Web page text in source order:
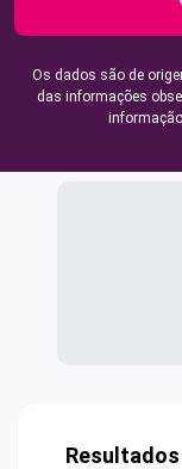
Os dados são de
das informações